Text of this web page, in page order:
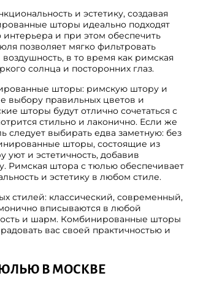
и эстетику, создавая
шторы идеально подходят
интерьера и при этом обеспечить
позволяет мягко фильтровать
в то время как римская
солнца и посторонних глаз.
шторы: римскую штору и
выбору правильных цветов и
шторы будут отлично сочетаться с
стильно и лаконично. Если же
следует выбирать едва заметную: без
шторы, состоящие из
и эстетичность, добавив
Римская штора с тюлью обеспечивает
и эстетику в любом стиле.
стилей: классический, современный,
вписываются в любой
и шарм. Комбинированные шторы
вас своей практичностью и
В МОСКВЕ